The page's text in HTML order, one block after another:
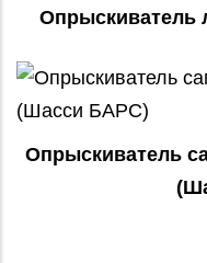
Опрыскиватель
Опрыскиватель